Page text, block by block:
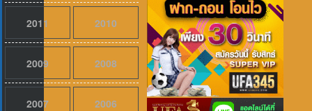
2011 2010
2009 2008
2007 2006